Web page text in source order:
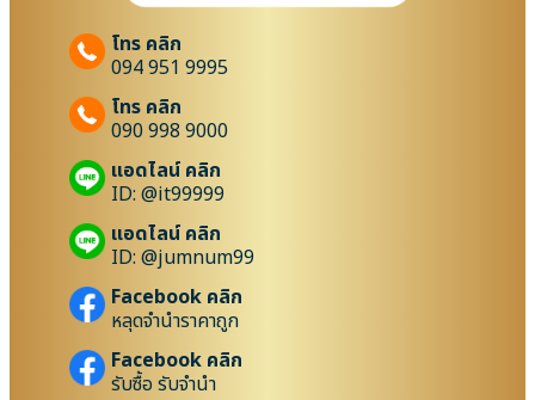
โทร คลิก
094 951 9995
โทร คลิก
090 998 9000
แอดไลน์ คลิก
ID: @it99999
แอดไลน์ คลิก
ID: @jumnum99
Facebook คลิก
หลุดจำนำราคาถูก
Facebook คลิก
รับซื้อ รับจำนำ